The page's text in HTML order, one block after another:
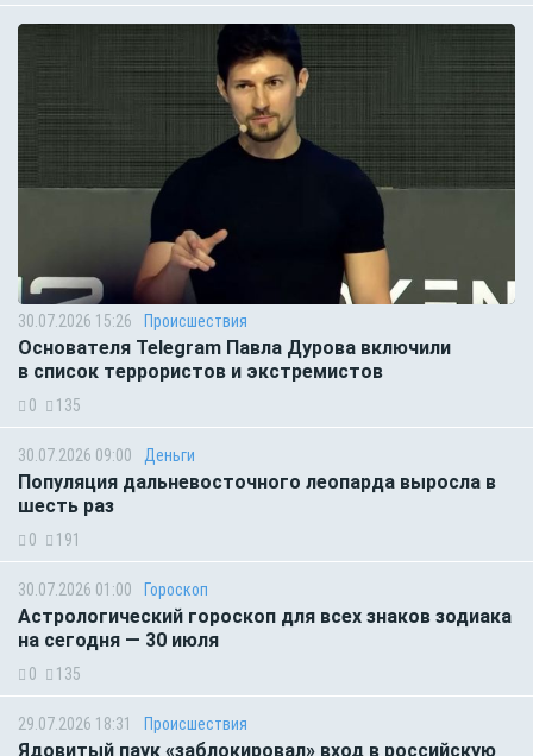
30.07.2026 15:26 Происшествия
Основателя Telegram Павла Дурова включили
в список террористов и экстремистов
0 135
30.07.2026 09:00 Деньги
Популяция дальневосточного леопарда выросла в
шесть раз
0 191
30.07.2026 01:00 Гороскоп
Астрологический гороскоп для всех знаков зодиака
на сегодня — 30 июля
0 135
29.07.2026 18:31 Происшествия
Ядовитый паук «заблокировал» вход в российскую